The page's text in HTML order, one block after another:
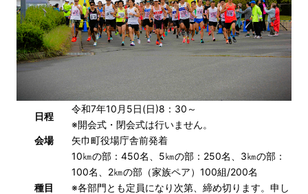
日程
令和7年10月5日(日)8：30～
※開会式・閉会式は行いません。
会場
矢巾町役場庁舎前発着
種目
10㎞の部：450名、5㎞の部：250名、3㎞の部：
100名、2㎞の部（家族ペア）100組/200名
※各部門とも定員になり次第、締め切ります。申し